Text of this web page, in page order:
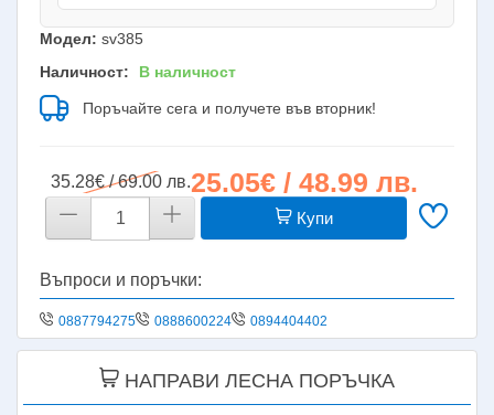
Модел: sv385
Наличност:
В наличност
Поръчайте сега и получете във вторник!
35.28€ / 69.00 лв.25.05€ / 48.99 лв.
Купи
Въпроси и поръчки:
0887794275 0888600224 0894404402
НАПРАВИ ЛЕСНА ПОРЪЧКА